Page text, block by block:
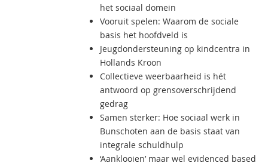
het sociaal domein
Vooruit spelen: Waarom de sociale
basis het hoofdveld is
Jeugdondersteuning op kindcentra in
Hollands Kroon
Collectieve weerbaarheid is hét
antwoord op grensoverschrijdend
gedrag
Samen sterker: Hoe sociaal werk in
Bunschoten aan de basis staat van
integrale schuldhulp
‘Aanklooien’ maar wel evidenced based